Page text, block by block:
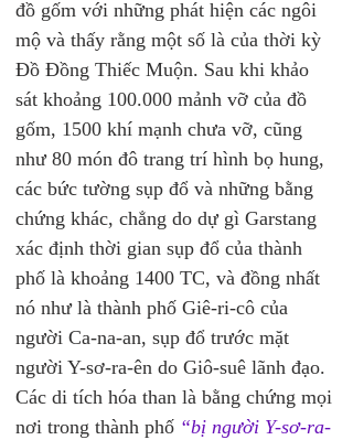
đồ gốm với những phát hiện các ngôi
mộ và thấy rằng một số là của thời kỳ
Đồ Đồng Thiếc Muộn. Sau khi khảo
sát khoảng 100.000 mảnh vỡ của đồ
gốm, 1500 khí mạnh chưa vỡ, cũng
như 80 món đô trang trí hình bọ hung,
các bức tường sụp đổ và những bằng
chứng khác, chẳng do dự gì Garstang
xác định thời gian sụp đổ của thành
phố là khoảng 1400 TC, và đồng nhất
nó như là thành phố Giê-ri-cô của
người Ca-na-an, sụp đổ trước mặt
người Y-sơ-ra-ên do Giô-suê lãnh đạo.
Các di tích hóa than là bằng chứng mọi
nơi trong thành phố “bị người Y-sơ-ra-